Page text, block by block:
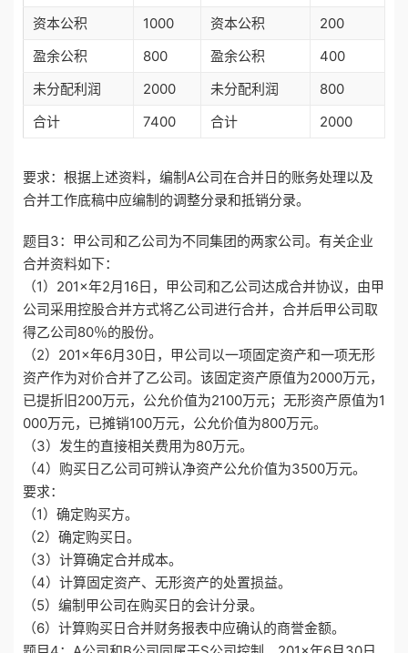
资本公积
1000 资本公积
200
盈余公积
800 盈余公积
400
未分配利润
2000 未分配利润
800
合计
7400 合计 2000
要求：根据上述资料，编制A公司在合并日的账务处理以及
合并工作底稿中应编制的调整分录和抵销分录。
题目3：甲公司和乙公司为不同集团的两家公司。有关企业
合并资料如下：
（1）201×年2月16日，甲公司和乙公司达成合并协议，由甲
公司采用控股合并方式将乙公司进行合并，合并后甲公司取
得乙公司80％的股份。
（2）201×年6月30日，甲公司以一项固定资产和一项无形
资产作为对价合并了乙公司。该固定资产原值为2000万元，
已提折旧200万元，公允价值为2100万元；无形资产原值为1
000万元，已摊销100万元，公允价值为800万元。
（3）发生的直接相关费用为80万元。
（4）购买日乙公司可辨认净资产公允价值为3500万元。
要求：
（1）确定购买方。
（2）确定购买日。
（3）计算确定合并成本。
（4）计算固定资产、无形资产的处置损益。
（5）编制甲公司在购买日的会计分录。
（6）计算购买日合并财务报表中应确认的商誉金额。